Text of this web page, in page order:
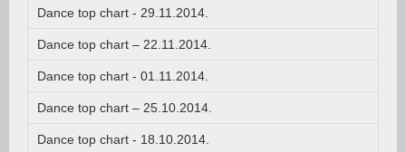
Dance top chart - 29.11.2014.
Dance top chart – 22.11.2014.
Dance top chart - 01.11.2014.
Dance top chart – 25.10.2014.
Dance top chart - 18.10.2014.